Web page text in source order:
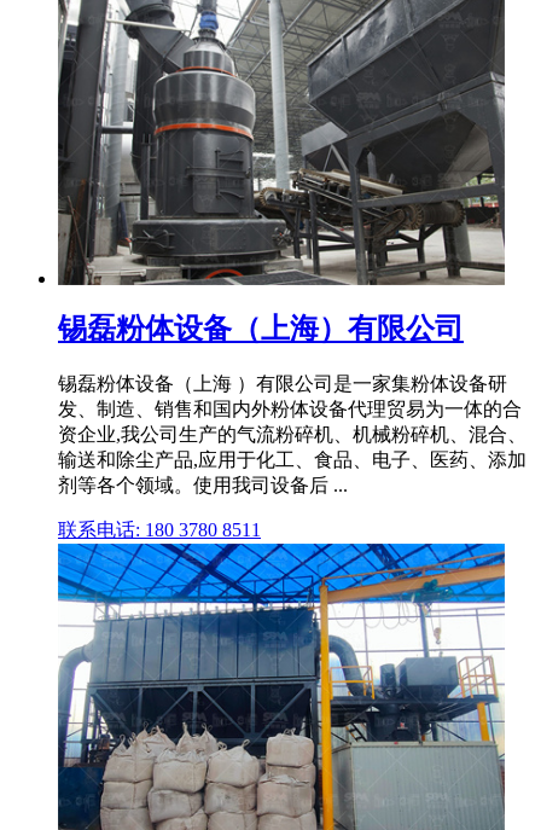
锡磊粉体设备（上海）有限公司
锡磊粉体设备（上海 ）有限公司是一家集粉体设备研
发、制造、销售和国内外粉体设备代理贸易为一体的合
资企业,我公司生产的气流粉碎机、机械粉碎机、混合、
输送和除尘产品,应用于化工、食品、电子、医药、添加
剂等各个领域。使用我司设备后 ...
联系电话: 180 3780 8511